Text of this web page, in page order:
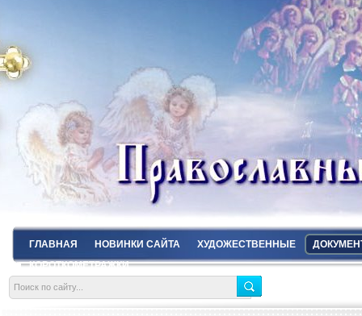
ГЛАВНАЯ НОВИНКИ САЙТА ХУДОЖЕСТВЕННЫЕ
КОРОТКОМЕТРАЖКИ